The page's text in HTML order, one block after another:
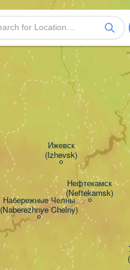
Ижевск
(Izhevsk)
Нефтекамск
(Neftekamsk)
Набережные Челны
(Naberezhnye Chelny)